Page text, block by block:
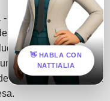
2026 :: Ofrecemos
Software, Consultoría
Empresariales
grupo de Servicios
toda la infraestructura
👋 HABLA CON
NATTIALIA